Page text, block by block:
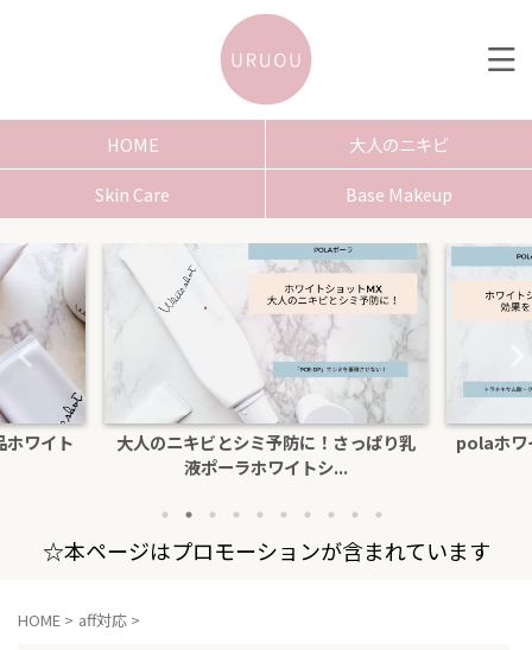
HOME
大人のニキビ
Skin Care
Base Makeup
っぱり乳
polaホワイトショットクリームRXSの効
果を口コミ
色白に
☆本ページはプロモーションが含まれています
HOME > aff対応 >